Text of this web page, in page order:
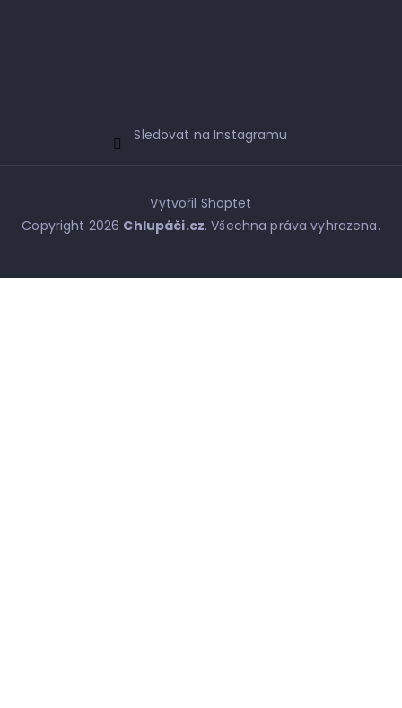
Sledovat na Instagramu
Vytvořil Shoptet
Copyright 2026 Chlupáči.cz. Všechna práva vyhrazena.